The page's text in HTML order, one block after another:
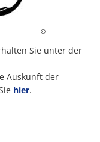
©
Sie unter der
Auskunft der
hier.